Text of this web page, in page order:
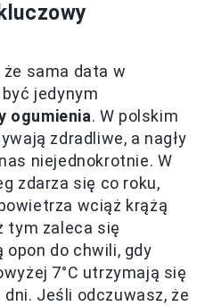
sama data w
jedynym
ogumienia. W polskim
zdradliwe, a nagły
niejednokrotnie. W
zdarza się co roku,
wciąż krążą
tym zaleca się
do chwili, gdy
7°C utrzymają się
Jeśli odczuwasz, że